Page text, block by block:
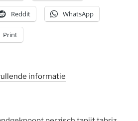
Reddit WhatsApp
Print
informatie